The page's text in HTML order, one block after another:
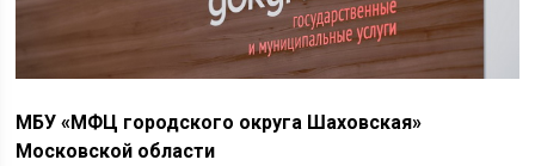
МБУ «МФЦ городского округа Шаховская»
Московской области